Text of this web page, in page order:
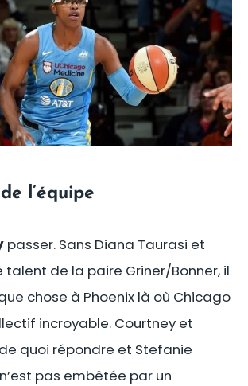
l’équipe
passer. Sans Diana Taurasi et
de la paire Griner/Bonner, il
chose à Phoenix là où Chicago
incroyable. Courtney et
quoi répondre et Stefanie
pas embêtée par un